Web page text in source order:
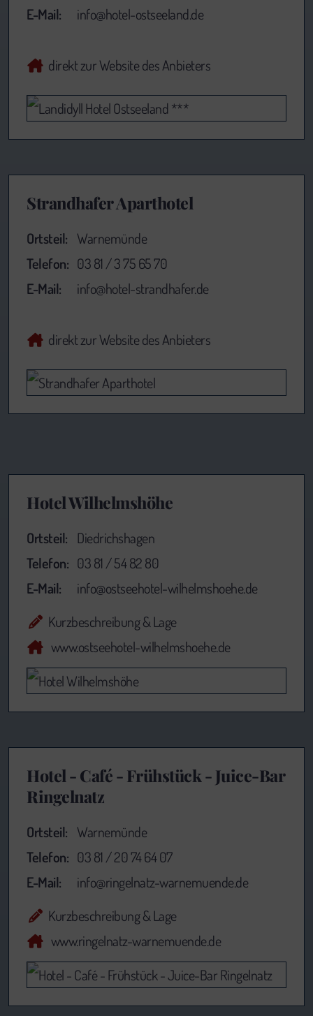
E-Mail:
info@hotel-ostseeland.de
direkt zur Website des Anbieters
Strandhafer Aparthotel
Ortsteil: Warnemünde
Telefon: 03 81 / 3 75 65 70
E-Mail:
info@hotel-strandhafer.de
direkt zur Website des Anbieters
Hotel Wilhelmshöhe
Ortsteil: Diedrichshagen
Telefon: 03 81 / 54 82 80
E-Mail:
info@ostseehotel-wilhelmshoehe.de
Kurzbeschreibung & Lage
www.ostseehotel-wilhelmshoehe.de
Hotel - Café - Frühstück - Juice-Bar
Ringelnatz
Ortsteil: Warnemünde
Telefon: 03 81 / 20 74 64 07
E-Mail:
info@ringelnatz-warnemuende.de
Kurzbeschreibung & Lage
www.ringelnatz-warnemuende.de